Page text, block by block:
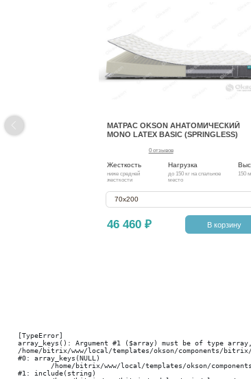
МАТРАС OKSON АНАТОМИЧЕСКИЙ
MONO LATEX BASIC (SPRINGLESS)
0 отзывов
46 460 ₽
Жесткость
ниже средней
жесткости
Нагрузка
до 150 кг на спальное
место
150
70х200
В корзину
[TypeError]
array_keys(): Argument #1 ($array) must be of type
/home/bitrix/www/local/templates/okson/components/
#0: array_keys(NULL)
#1: include(string)